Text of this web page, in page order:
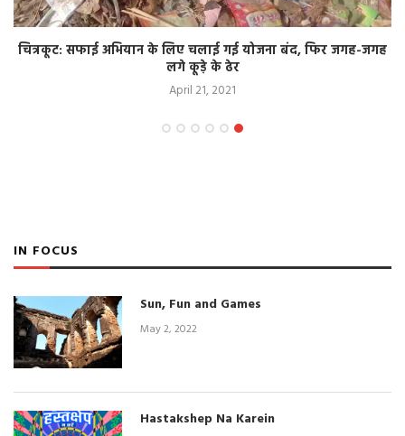
चित्रकूट: सफाई अभियान के लिए चलाई गई योजना बंद, फिर जगह-जगह
लगे कूड़े के ढेर
April 21, 2021
IN FOCUS
Sun, Fun and Games
May 2, 2022
Hastakshep Na Karein